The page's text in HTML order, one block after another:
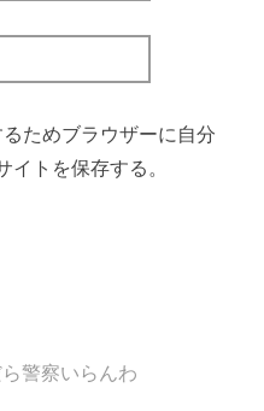
ためブラウザーに自分
トを保存する。
警察いらんわ